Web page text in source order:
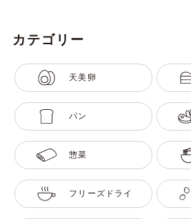
カテゴリー
天美卵
パン
惣菜
フリーズドライ